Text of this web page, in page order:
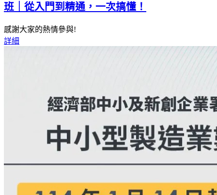
班｜從入門到精通，一次搞懂！
感謝大家的熱情參與!
詳細